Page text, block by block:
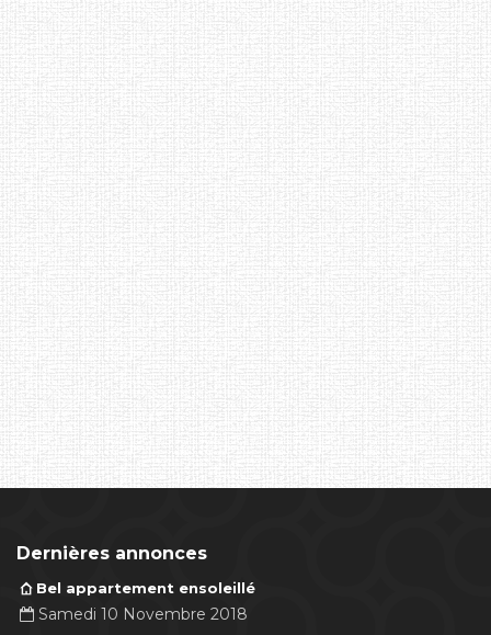
Dernières annonces
Bel appartement ensoleillé
Samedi 10 Novembre 2018